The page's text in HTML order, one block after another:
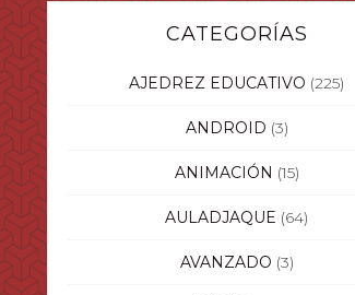
CATEGORÍAS
AJEDREZ EDUCATIVO (225)
ANDROID (3)
ANIMACIÓN (15)
AULADJAQUE (64)
AVANZADO (3)